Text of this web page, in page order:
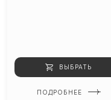
ВЫБРАТЬ
ПОДРОБНЕЕ